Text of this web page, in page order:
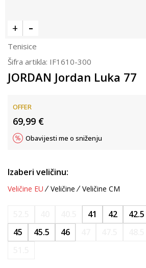
Tenisice
Šifra artikla: IF1610-300
JORDAN Jordan Luka 77
OFFER
69,99 €
Obavijesti me o sniženju
Izaberi veličinu:
Veličine EU Veličine Veličine CM
41 42 42.5
45
45.5 46